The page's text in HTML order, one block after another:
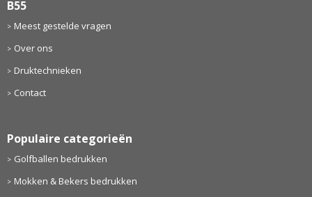
B55
Meest gestelde vragen
Over ons
Druktechnieken
Contact
Populaire categorieën
Golfballen bedrukken
Mokken & Bekers bedrukken